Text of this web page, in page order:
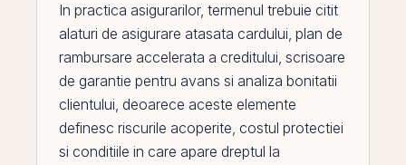
In practica asigurarilor, termenul trebuie citit
alaturi de asigurare atasata cardului, plan de
rambursare accelerata a creditului, scrisoare
de garantie pentru avans si analiza bonitatii
clientului, deoarece aceste elemente
definesc riscurile acoperite, costul protectiei
si conditiile in care apare dreptul la